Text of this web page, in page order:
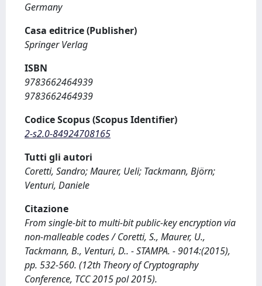
Germany
Casa editrice (Publisher)
Springer Verlag
ISBN
9783662464939
9783662464939
Codice Scopus (Scopus Identifier)
2-s2.0-84924708165
Tutti gli autori
Coretti, Sandro; Maurer, Ueli; Tackmann, Björn;
Venturi, Daniele
Citazione
From single-bit to multi-bit public-key encryption via
non-malleable codes / Coretti, S., Maurer, U.,
Tackmann, B., Venturi, D.. - STAMPA. - 9014:(2015),
pp. 532-560. (12th Theory of Cryptography
Conference, TCC 2015 pol 2015).